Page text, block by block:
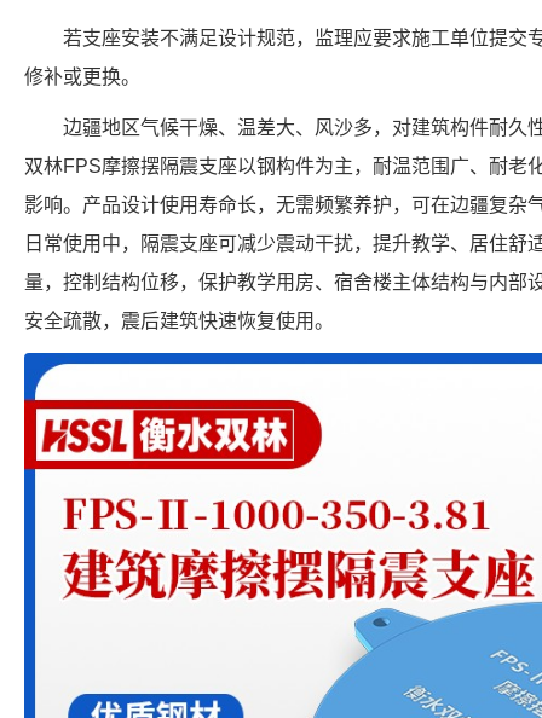
若支座安装不满足设计规范，监理应要求施工单位提交
修补或更换。
边疆地区气候干燥、温差大、风沙多，对建筑构件耐久
双林FPS摩擦摆隔震支座以钢构件为主，耐温范围广、耐老
影响。产品设计使用寿命长，无需频繁养护，可在边疆复杂
日常使用中，隔震支座可减少震动干扰，提升教学、居住舒
量，控制结构位移，保护教学用房、宿舍楼主体结构与内部
安全疏散，震后建筑快速恢复使用。